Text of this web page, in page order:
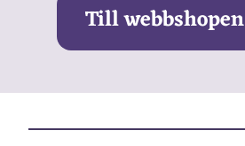
Till webbshopen